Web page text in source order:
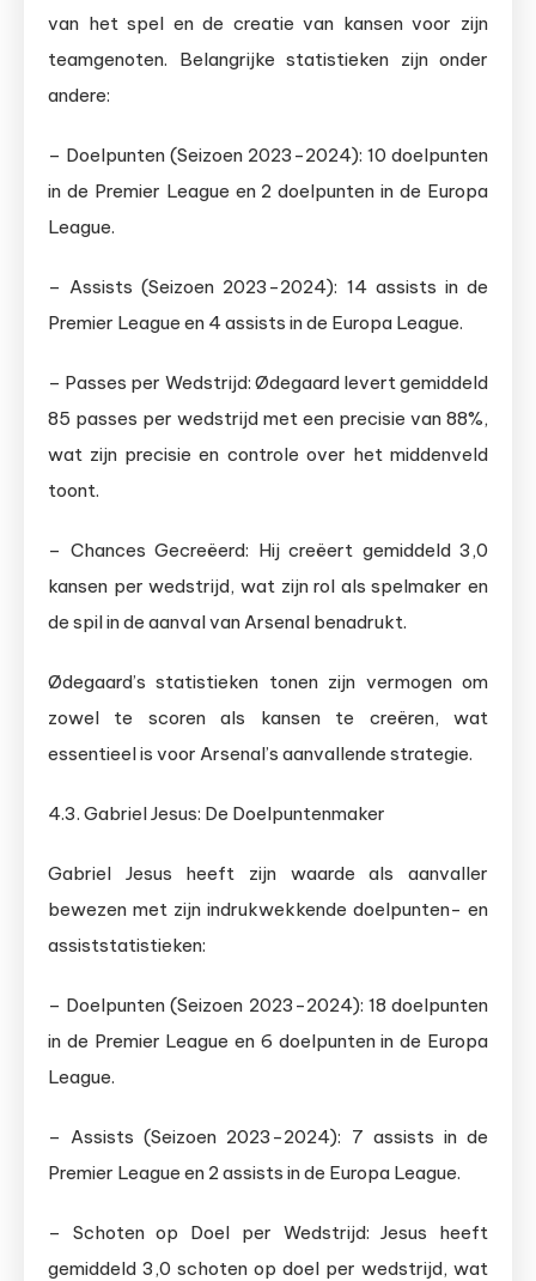
van het spel en de creatie van kansen voor zijn
teamgenoten. Belangrijke statistieken zijn onder
andere:
– Doelpunten (Seizoen 2023-2024): 10 doelpunten
in de Premier League en 2 doelpunten in de Europa
League.
– Assists (Seizoen 2023-2024): 14 assists in de
Premier League en 4 assists in de Europa League.
– Passes per Wedstrijd: Ødegaard levert gemiddeld
85 passes per wedstrijd met een precisie van 88%,
wat zijn precisie en controle over het middenveld
toont.
– Chances Gecreëerd: Hij creëert gemiddeld 3,0
kansen per wedstrijd, wat zijn rol als spelmaker en
de spil in de aanval van Arsenal benadrukt.
Ødegaard’s statistieken tonen zijn vermogen om
zowel te scoren als kansen te creëren, wat
essentieel is voor Arsenal’s aanvallende strategie.
4.3. Gabriel Jesus: De Doelpuntenmaker
Gabriel Jesus heeft zijn waarde als aanvaller
bewezen met zijn indrukwekkende doelpunten- en
assiststatistieken:
– Doelpunten (Seizoen 2023-2024): 18 doelpunten
in de Premier League en 6 doelpunten in de Europa
League.
– Assists (Seizoen 2023-2024): 7 assists in de
Premier League en 2 assists in de Europa League.
– Schoten op Doel per Wedstrijd: Jesus heeft
gemiddeld 3,0 schoten op doel per wedstrijd, wat